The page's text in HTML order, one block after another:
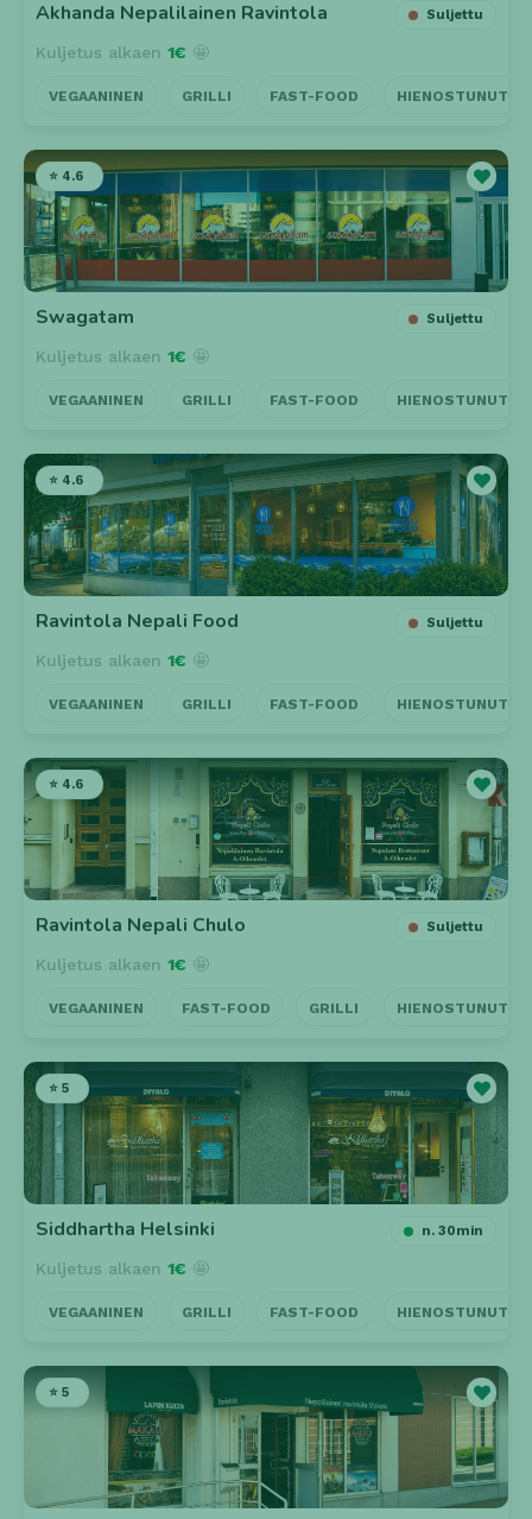
Akhanda Nepalilainen Ravintola Suljettu
Kuljetus alkaen 1€ 🤩
VEGAANINEN GRILLI FAST-FOOD HIENOSTUNUT
⭐ 4.6
Swagatam Suljettu
Kuljetus alkaen 1€ 🤩
VEGAANINEN GRILLI FAST-FOOD HIENOSTUNUT
⭐ 4.6
Ravintola Nepali Food Suljettu
Kuljetus alkaen 1€ 🤩
VEGAANINEN GRILLI FAST-FOOD HIENOSTUNUT
⭐ 4.6
Ravintola Nepali Chulo Suljettu
Kuljetus alkaen 1€ 🤩
VEGAANINEN FAST-FOOD GRILLI HIENOSTUNUT
⭐ 5
Siddhartha Helsinki n. 30min
Kuljetus alkaen 1€ 🤩
VEGAANINEN GRILLI FAST-FOOD HIENOSTUNUT
⭐ 5